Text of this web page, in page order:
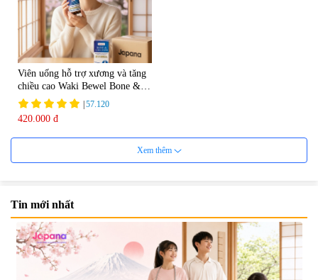
Viên uống hỗ trợ xương và tăng
chiều cao Waki Bewel Bone &
Calcium
|57.120
420.000 đ
Xem thêm
Tin mới nhất